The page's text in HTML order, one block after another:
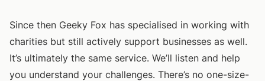
Since then Geeky Fox has specialised in working with
charities but still actively support businesses as well.
It’s ultimately the same service. We’ll listen and help
you understand your challenges. There’s no one-size-